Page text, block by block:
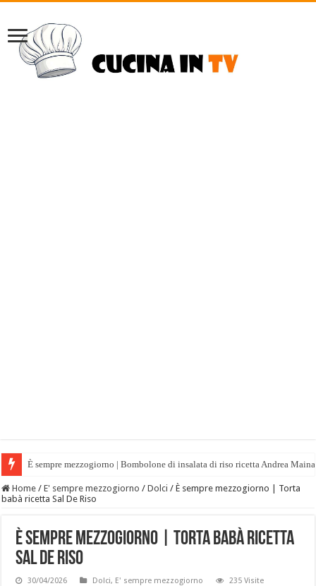
È sempre mezzogiorno | Bombolone di insalata di riso ricetta Andrea
Home / E' sempre mezzogiorno / Dolci / È sempre mezzogiorno | Torta
babà ricetta Sal De Riso
È sempre mezzogiorno | Torta babà ricetta
Sal De Riso
30/04/2026 Dolci, E' sempre mezzogiorno 235 Visite